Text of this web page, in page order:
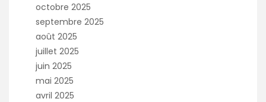
octobre 2025
septembre 2025
août 2025
juillet 2025
juin 2025
mai 2025
avril 2025